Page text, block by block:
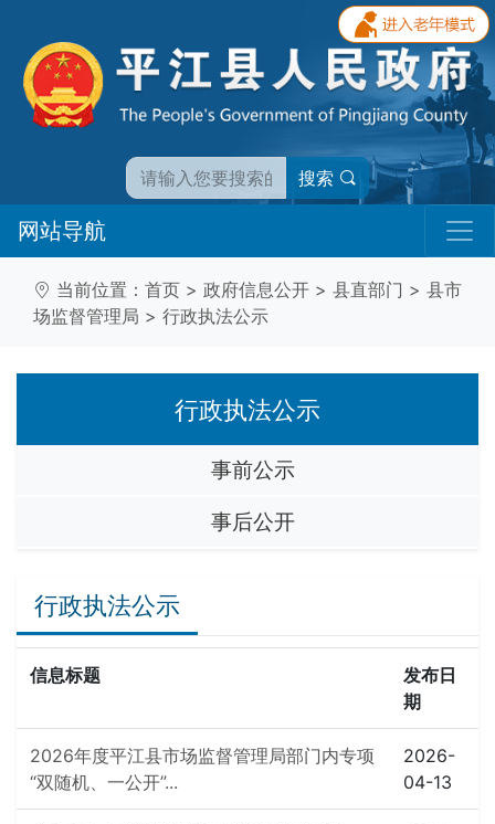
搜索
网站导航
当前位置： 首页 > 政府信息公开 > 县直部门 > 县市
场监督管理局 > 行政执法公示
行政执法公示
事前公示
事后公开
行政执法公示
信息标题
发布日
期
2026年度平江县市场监督管理局部门内专项
“双随机、一公开”...
2026-
04-13